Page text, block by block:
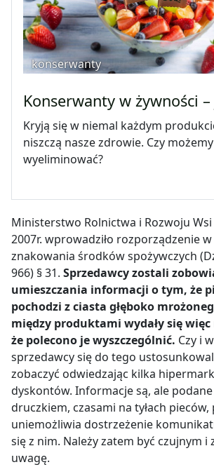
konserwanty
Konserwanty w żywności
Kryją się w niemal każdym
niszczą nasze zdrowie. Czy
wyeliminować?
Ministerstwo Rolnictwa i Rozwoju Wsi
2007r. wprowadziło rozporządzenie
znakowania środków spożywczych
966) § 31. Sprzedawcy zostali
umieszczania informacji o tym, że
pochodzi z ciasta głęboko
między produktami wydały się
że polecono je wyszczególnić. Czy i
sprzedawcy się do tego
zobaczyć odwiedzając kilka
dyskontów. Informacje są, ale
druczkiem, czasami na tyłach pieców,
uniemożliwia dostrzeżenie
się z nim. Należy zatem być czujnym i
uwagę.